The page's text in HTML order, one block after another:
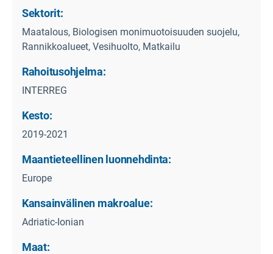
Sektorit:
Maatalous, Biologisen monimuotoisuuden suojelu,
Rannikkoalueet, Vesihuolto, Matkailu
Rahoitusohjelma:
INTERREG
Kesto:
2019-2021
Maantieteellinen luonnehdinta:
Europe
Kansainvälinen makroalue:
Adriatic-Ionian
Maat: